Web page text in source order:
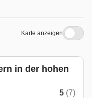
Karte anzeigen
in der hohen
5 (7)